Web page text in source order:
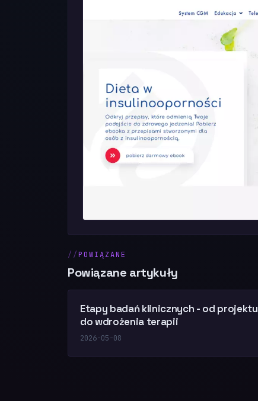
POWIĄZANE
Powiązane artykuły
Etapy badań klinicznych - od projektu
do wdrożenia terapii
2026-05-08